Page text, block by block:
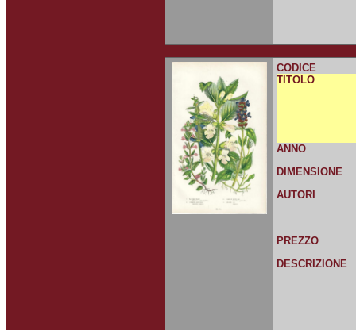
CODICE
TITOLO
ANNO
DIMENSIONE
AUTORI
PREZZO
DESCRIZIONE